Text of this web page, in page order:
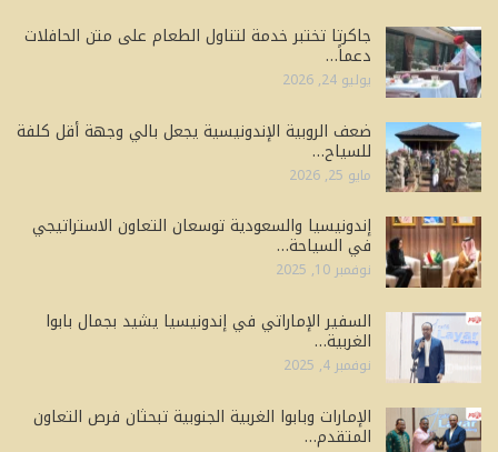
جاكرتا تختبر خدمة لتناول الطعام على متن الحافلات
دعماً…
يوليو 24, 2026
ضعف الروبية الإندونيسية يجعل بالي وجهة أقل كلفة
للسياح…
مايو 25, 2026
إندونيسيا والسعودية توسعان التعاون الاستراتيجي
في السياحة…
نوفمبر 10, 2025
السفير الإماراتي في إندونيسيا يشيد بجمال بابوا
الغربية…
نوفمبر 4, 2025
الإمارات وبابوا الغربية الجنوبية تبحثان فرص التعاون
المتقدم…